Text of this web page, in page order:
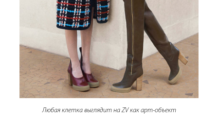
Любая клетка выглядит на ZV как арт-объект